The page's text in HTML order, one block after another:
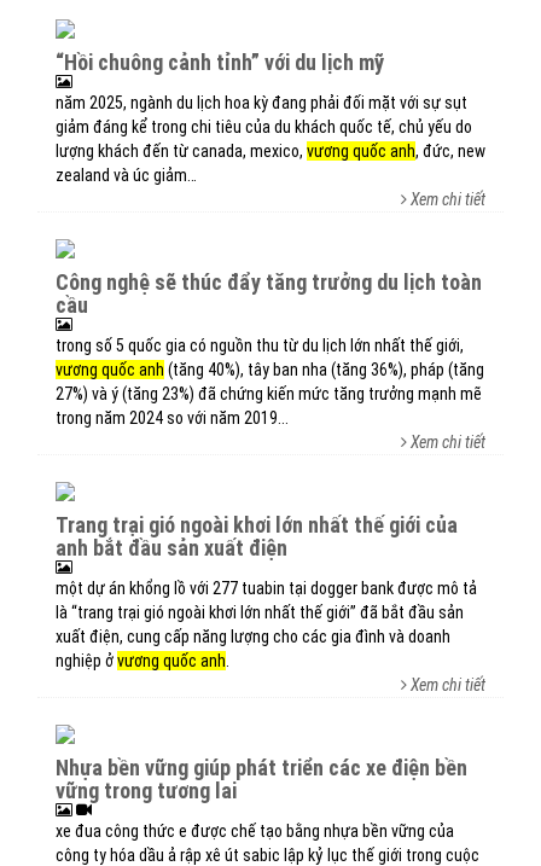
“hồi chuông cảnh tỉnh” với du lịch mỹ
năm 2025, ngành du lịch hoa kỳ đang phải đối mặt với sự sụt
giảm đáng kể trong chi tiêu của du khách quốc tế, chủ yếu do
lượng khách đến từ canada, mexico, vương quốc anh, đức, new
zealand và úc giảm…
Xem chi tiết
công nghệ sẽ thúc đẩy tăng trưởng du lịch toàn
cầu
trong số 5 quốc gia có nguồn thu từ du lịch lớn nhất thế giới,
vương quốc anh (tăng 40%), tây ban nha (tăng 36%), pháp (tăng
27%) và ý (tăng 23%) đã chứng kiến mức tăng trưởng mạnh mẽ
trong năm 2024 so với năm 2019...
Xem chi tiết
trang trại gió ngoài khơi lớn nhất thế giới của
anh bắt đầu sản xuất điện
một dự án khổng lồ với 277 tuabin tại dogger bank được mô tả
là “trang trại gió ngoài khơi lớn nhất thế giới” đã bắt đầu sản
xuất điện, cung cấp năng lượng cho các gia đình và doanh
nghiệp ởvương quốc anh
Xem chi tiết
nhựa bền vững giúp phát triển các xe điện bền
vững trong tương lai
xe đua công thức e được chế tạo bằng nhựa bền vững của
công ty hóa dầu ả rập xê út sabic lập kỷ lục thế giới trong cuộc